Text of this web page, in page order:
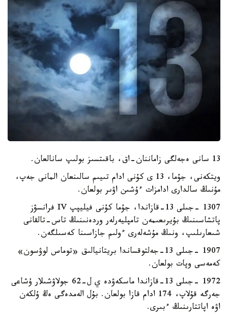
13 سانى ەجەلگى زاماننان-اق، باقىتسىز بولىپ سانالعان.
ويتكەنى، جۇما، 13 ى كۇنى ادام تىيىم سالىنعان المانى جەپ،
مۇنىڭ سالدارى ادامزات ءۇشىن اۋىر بولعان.
1307 -جىلى 13-قازاندا، جۇما كۇنى فيليپپ IV فرانسۋز
پاتشاسىنىڭ بۇيرىعىمەن تامپليەرلەر وردەنىنىڭ تاس-تالقانى
شىعارىلىپ، ونىڭ مۇشەلەرى ءولىم جازاسىنا كەسىلگەن.
1907 -جىلى 13-جەلتوقساندا بريتانيالىق «توماس لوۋسون»
كەمەسى وپات بولعان.
1972 -جىلى 13-قازاندا ماسكەۋدە ي ل-62 جولاۋشىلار ۇشاعى
جەرگە قۇلاپ، 174 ادام قازا بولعان. بۇل الەمدەگى ەڭ ۇلكەن
اۋە اپاتتارىنىڭ ءبىرى.